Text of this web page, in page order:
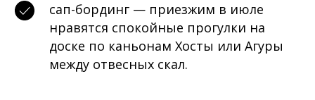
сап-бординг — приезжим в июле
нравятся спокойные прогулки на
доске по каньонам Хосты или Агуры
между отвесных скал.